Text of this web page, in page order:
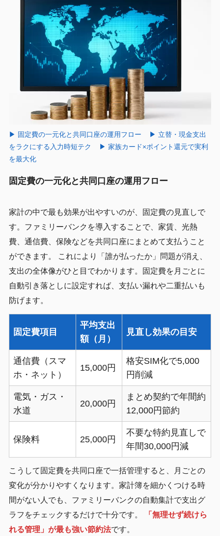
▶ 固定費の一元化と共同口座の運用フロー
▶ 立替・現金支出
をラクにする入力時短テク
▶ 家族カード×ポイント還元で実利
を最大化
固定費の一元化と共同口座の運用フロー
家計の中で最も効果が出やすいのが、固定費の見直しで
す。ファミリーバンクを導入することで、家賃、光熱
費、通信費、保険などを共同口座にまとめて支払うこと
ができます。 これにより「誰が払ったか」問題が消え、
支出の全体像がひと目でわかります。固定費を月ごとに
自動引き落としに設定すれば、支払い漏れや二重払いも
防げます。
固定費項目
平均支出
額（月）
見直し効果の目安
通信費（スマ
ホ・ネット）
15,000円
格安SIM化で5,000
円削減
電気・ガス・
水道
20,000円
まとめ契約で年間約
12,000円節約
保険料 25,000円
不要な特約見直しで
年間30,000円減
こうして固定費を共同口座で一括管理すると、月ごとの
変化が分かりやすくなります。家計簿を細かくつける時
間がない人でも、ファミリーバンクの自動集計で支出グ
ラフをチェックするだけで十分です。
「無理せず続けら
れる管理」が最も強い節約法です。